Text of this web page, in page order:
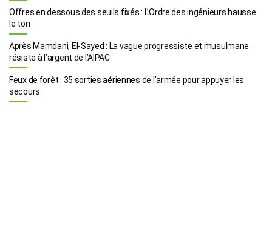
Offres en dessous des seuils fixés : L’Ordre des ingénieurs hausse
le ton
Après Mamdani, El-Sayed : La vague progressiste et musulmane
résiste à l’argent de l’AIPAC
Feux de forêt : 35 sorties aériennes de l’armée pour appuyer les
secours